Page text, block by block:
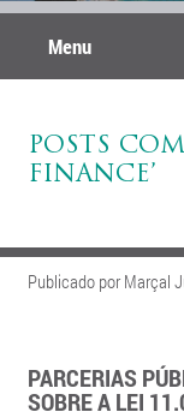
Menu
POSTS
FINANCE’
Publicado por Marçal
PARCERIAS
SOBRE A LEI